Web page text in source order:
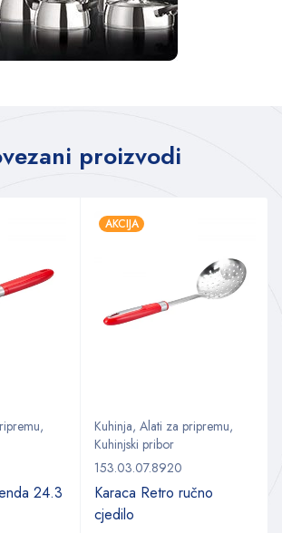
proizvodi
,
24.3
AKCIJA
Kuhinja, Alati za pripremu,
Kuhinjski pribor
153.03.07.8920
Karaca Retro ručno
cjedilo